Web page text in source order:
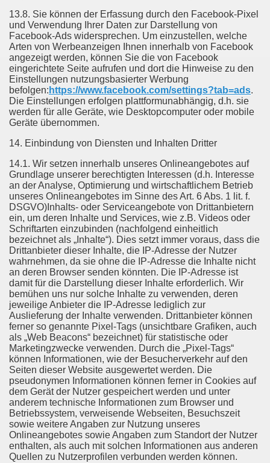
13.8. Sie können der Erfassung durch den Facebook-Pixel
und Verwendung Ihrer Daten zur Darstellung von
Facebook-Ads widersprechen. Um einzustellen, welche
Arten von Werbeanzeigen Ihnen innerhalb von Facebook
angezeigt werden, können Sie die von Facebook
eingerichtete Seite aufrufen und dort die Hinweise zu den
Einstellungen nutzungsbasierter Werbung
befolgen: https://www.facebook.com/settings?tab=ads.
Die Einstellungen erfolgen plattformunabhängig, d.h. sie
werden für alle Geräte, wie Desktopcomputer oder mobile
Geräte übernommen.
14. Einbindung von Diensten und Inhalten Dritter
14.1. Wir setzen innerhalb unseres Onlineangebotes auf
Grundlage unserer berechtigten Interessen (d.h. Interesse
an der Analyse, Optimierung und wirtschaftlichem Betrieb
unseres Onlineangebotes im Sinne des Art. 6 Abs. 1 lit. f.
DSGVO)Inhalts- oder Serviceangebote von Drittanbietern
ein, um deren Inhalte und Services, wie z.B. Videos oder
Schriftarten einzubinden (nachfolgend einheitlich
bezeichnet als „Inhalte“). Dies setzt immer voraus, dass die
Drittanbieter dieser Inhalte, die IP-Adresse der Nutzer
wahrnehmen, da sie ohne die IP-Adresse die Inhalte nicht
an deren Browser senden könnten. Die IP-Adresse ist
damit für die Darstellung dieser Inhalte erforderlich. Wir
bemühen uns nur solche Inhalte zu verwenden, deren
jeweilige Anbieter die IP-Adresse lediglich zur
Auslieferung der Inhalte verwenden. Drittanbieter können
ferner so genannte Pixel-Tags (unsichtbare Grafiken, auch
als „Web Beacons“ bezeichnet) für statistische oder
Marketingzwecke verwenden. Durch die „Pixel-Tags“
können Informationen, wie der Besucherverkehr auf den
Seiten dieser Website ausgewertet werden. Die
pseudonymen Informationen können ferner in Cookies auf
dem Gerät der Nutzer gespeichert werden und unter
anderem technische Informationen zum Browser und
Betriebssystem, verweisende Webseiten, Besuchszeit
sowie weitere Angaben zur Nutzung unseres
Onlineangebotes sowie Angaben zum Standort der Nutzer
enthalten, als auch mit solchen Informationen aus anderen
Quellen zu Nutzerprofilen verbunden werden können.